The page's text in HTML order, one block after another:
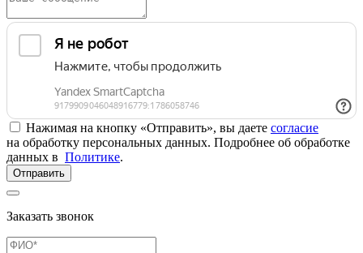
Нажимая на кнопку «Отправить», вы даете согласие
на обработку персональных данных. Подробнее об обработке
данных в Политике.
Отправить
Заказать звонок